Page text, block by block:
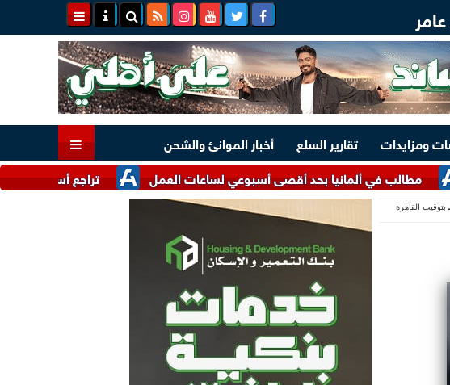
ومزايدات تقارير السلع
أخبار الموانئ والشحن
تراجع أسعار تصدير الذرة الأوكرانية إلى 220
ألمانيا بحد أقصى أسبوعي لساعات العمل
بتوقيت القاهرة